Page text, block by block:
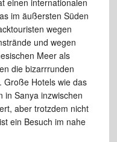
einen internationalen
im äußersten Süden
wegen
und wegen
Meer als
die bizarrrunden
Große Hotels wie das
in Sanya inzwischen
aber trotzdem nicht
ein Besuch im nahe